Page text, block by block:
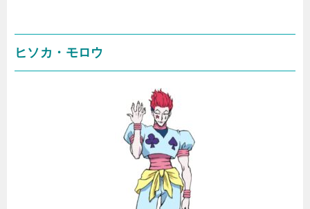
ヒソカ・モロウ